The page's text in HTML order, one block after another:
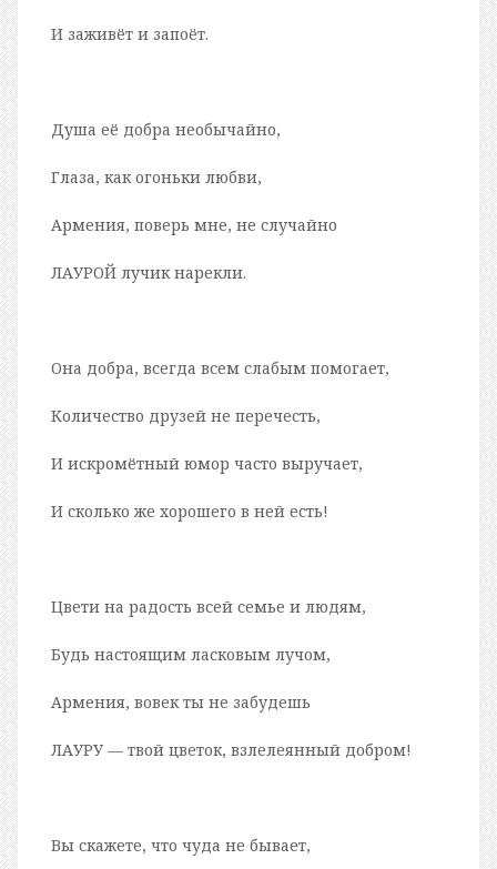
И заживёт и запоёт.
Душа её добра необычайно,
Глаза, как огоньки любви,
Армения, поверь мне, не случайно
ЛАУРОЙ лучик нарекли.
Она добра, всегда всем слабым помогает,
Количество друзей не перечесть,
И искромётный юмор часто выручает,
И сколько же хорошего в ней есть!
Цвети на радость всей семье и людям,
Будь настоящим ласковым лучом,
Армения, вовек ты не забудешь
ЛАУРУ — твой цветок, взлелеянный добром!
Вы скажете, что чуда не бывает,